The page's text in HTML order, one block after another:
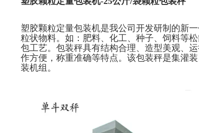
塑胶颗粒定量包装机是我公司开发研制的新
粒状物料。如：肥料、化工、种子、饲料等
包工艺。包装秤具有结构合理、造型美观、
作方便，称重准确等特点。该包装秤是集灌
装机组。